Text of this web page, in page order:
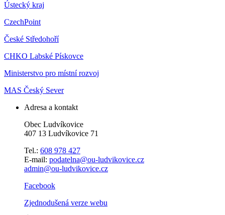
Ústecký kraj
CzechPoint
České Středohoří
CHKO Labské Pískovce
Ministerstvo pro místní rozvoj
MAS Český Sever
Adresa a kontakt
Obec Ludvíkovice
407 13 Ludvíkovice 71
Tel.: 608 978 427
E-mail: podatelna@ou-ludvikovice.cz
admin@ou-ludvikovice.cz
Facebook
Zjednodušená verze webu